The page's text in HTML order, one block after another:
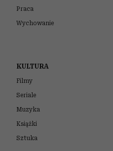
Praca
Wychowanie
KULTURA
Filmy
Seriale
Muzyka
Książki
Sztuka